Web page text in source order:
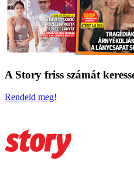
A Story friss számát
Rendeld meg!